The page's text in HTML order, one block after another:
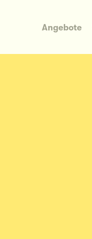
Angebote